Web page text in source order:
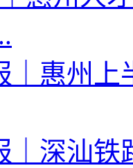
｜惠州上
｜深汕